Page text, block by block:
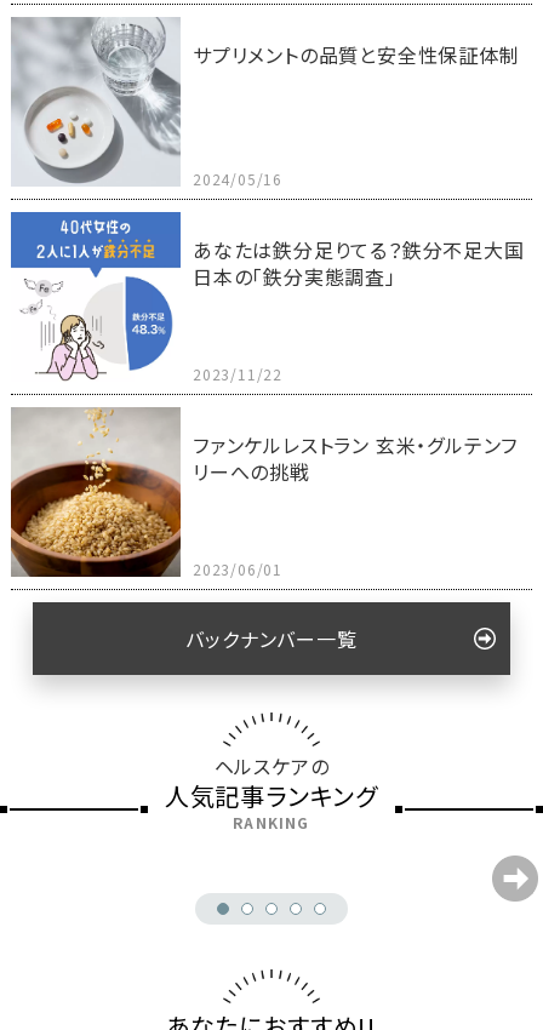
サプリメントの品質と安全性保証体制
2024/05/16
あなたは鉄分足りてる？鉄分不足大国
日本の「鉄分実態調査」
2023/11/22
ファンケルレストラン 玄米・グルテンフ
リーへの挑戦
2023/06/01
バックナンバー一覧
ヘルスケアの
人気記事ランキング
RANKING